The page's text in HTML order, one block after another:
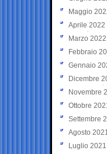
Maggio
Aprile 2022
Marzo 2022
Febbraio
Gennaio
Dicembre
Novembre
Ottobre
Settembre
Agosto
Luglio 2021